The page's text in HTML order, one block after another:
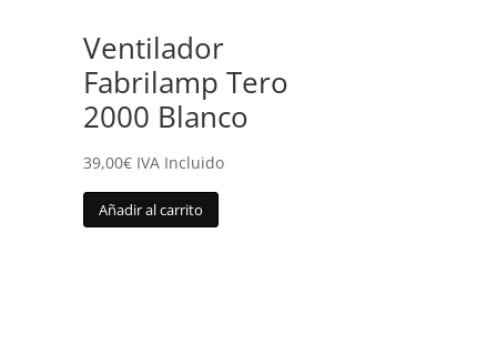
Ventilador
Fabrilamp Tero
2000 Blanco
39,00€ IVA Incluido
Añadir al carrito